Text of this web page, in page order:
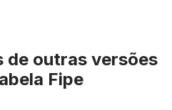
de outras versões
Fipe